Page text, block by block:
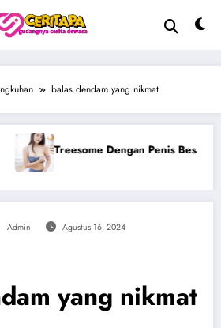
balas dendam yang nikmat
Besar Pegawai Hotel Ngentot
Admin Agustus 16, 2024
yang nikmat